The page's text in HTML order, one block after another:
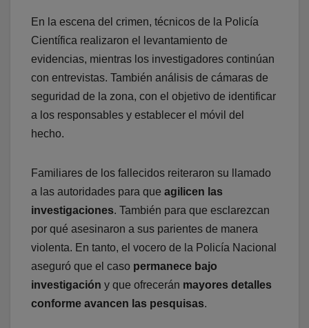
En la escena del crimen, técnicos de la Policía
Científica realizaron el levantamiento de
evidencias, mientras los investigadores continúan
con entrevistas. También análisis de cámaras de
seguridad de la zona, con el objetivo de identificar
a los responsables y establecer el móvil del
hecho.
Familiares de los fallecidos reiteraron su llamado
a las autoridades para que agilicen las
investigaciones. También para que esclarezcan
por qué asesinaron a sus parientes de manera
violenta. En tanto, el vocero de la Policía Nacional
aseguró que el caso permanece bajo
investigación y que ofrecerán mayores detalles
conforme avancen las pesquisas.